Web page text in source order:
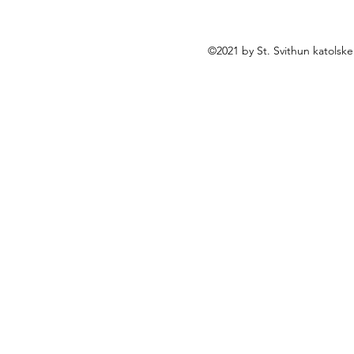
©2021 by St. Svithun